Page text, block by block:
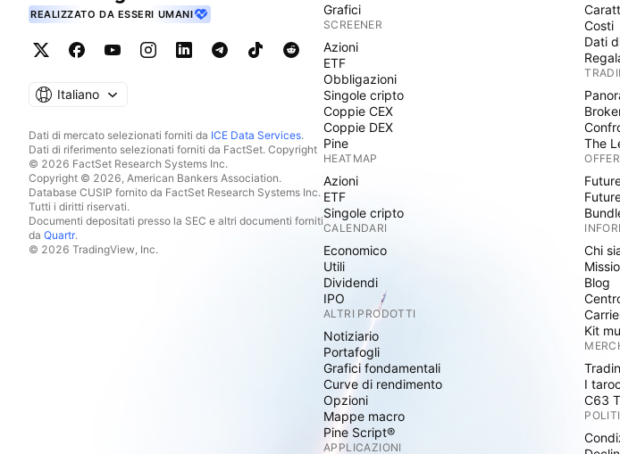
REALIZZATO DA ESSERI UMANI
Italiano
Dati di mercato selezionati forniti da ICE Data Services.
Dati di riferimento selezionati forniti da FactSet. Copyright
© 2026 FactSet Research Systems Inc.
Copyright © 2026, American Bankers Association.
Database CUSIP fornito da FactSet Research Systems Inc.
Tutti i diritti riservati.
Documenti depositati presso la SEC e altri documenti forniti
da Quartr.
© 2026 TradingView, Inc.
Grafici
SCREENER
Azioni
ETF
Obbligazioni
Singole cripto
Coppie CEX
Coppie DEX
Pine
HEATMAP
Azioni
ETF
Singole cripto
CALENDARI
Economico
Utili
Dividendi
IPO
ALTRI PRODOTTI
Notiziario
Portafogli
Grafici fondamentali
Curve di rendimento
Opzioni
Mappe macro
Pine Script®
APPLICAZIONI
Costi
Dati
The
Chi
Blog
Kit
I
C63